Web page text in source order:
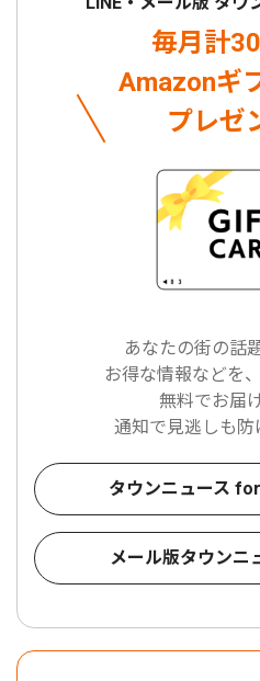
毎月計
Amazonギ
プレゼ
あなたの街の話
お得な情報などを
無料でお届
通知で見逃しも防
タウンニュース
メール版タウンニ